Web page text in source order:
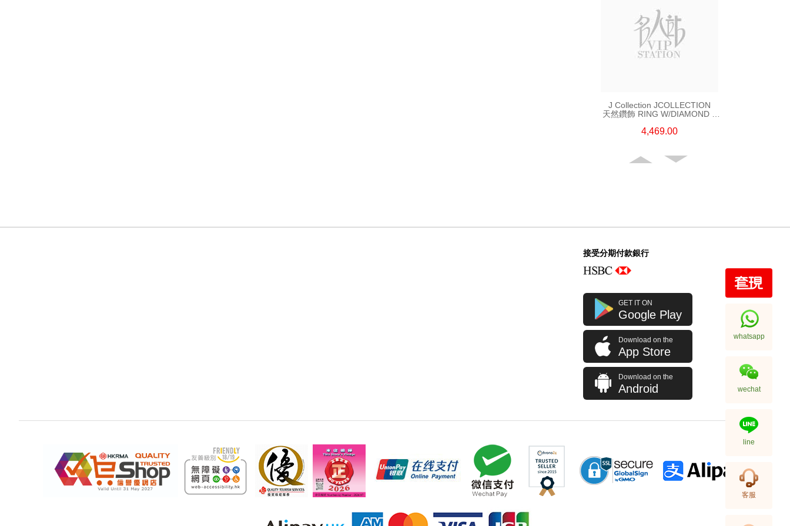
J Collection JCOLLECTION
天然鑽飾 RING W/DIAMOND 5
CT18KR 2.62 GM (EUR 55)
4,469.00
J Collection JCOLLECTION
天然鑽飾 RING W/DIAMOND 70
RDDI 0.63 CT18KW 4.45 GM
(CZ)
7,114.00
接受分期付款銀行
GET IT ON
Google Play
Download on the
App Store
Download on the
Android
whatsapp
wechat
line
客服